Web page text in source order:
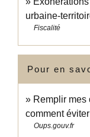
urbaine-
Fiscalité
Pour en
Remplir mes
comment
Oups.gouv.fr